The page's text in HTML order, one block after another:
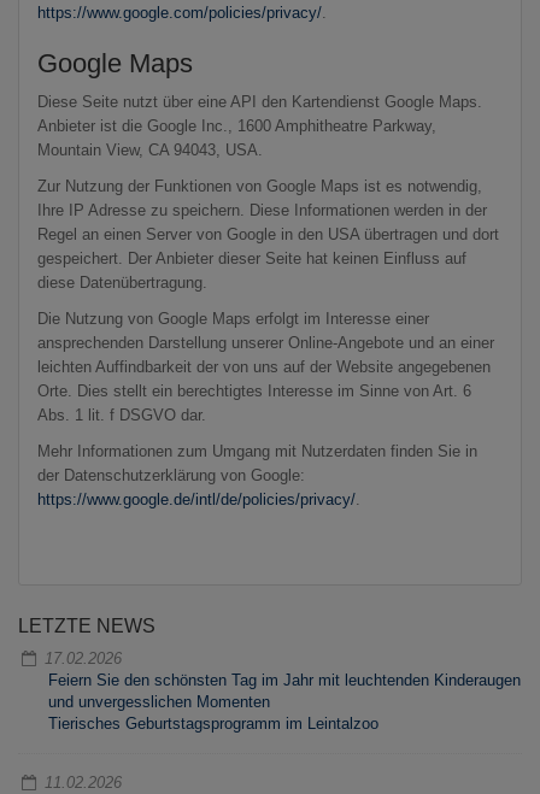
https://www.google.com/policies/privacy/.
Google Maps
Diese Seite nutzt über eine API den Kartendienst Google Maps.
Anbieter ist die Google Inc., 1600 Amphitheatre Parkway,
Mountain View, CA 94043, USA.
Zur Nutzung der Funktionen von Google Maps ist es notwendig,
Ihre IP Adresse zu speichern. Diese Informationen werden in der
Regel an einen Server von Google in den USA übertragen und dort
gespeichert. Der Anbieter dieser Seite hat keinen Einfluss auf
diese Datenübertragung.
Die Nutzung von Google Maps erfolgt im Interesse einer
ansprechenden Darstellung unserer Online-Angebote und an einer
leichten Auffindbarkeit der von uns auf der Website angegebenen
Orte. Dies stellt ein berechtigtes Interesse im Sinne von Art. 6
Abs. 1 lit. f DSGVO dar.
Mehr Informationen zum Umgang mit Nutzerdaten finden Sie in
der Datenschutzerklärung von Google:
https://www.google.de/intl/de/policies/privacy/.
LETZTE NEWS
17.02.2026
Feiern Sie den schönsten Tag im Jahr mit leuchtenden Kinderaugen
und unvergesslichen Momenten
Tierisches Geburtstagsprogramm im Leintalzoo
11.02.2026